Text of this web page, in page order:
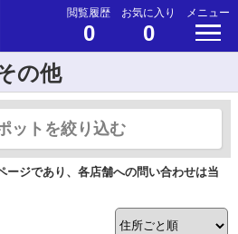
閲覧履歴
0
お気に入り
0
メニュー
の他
ットを絞り込む
ジであり、各店舗への問い合わせは当